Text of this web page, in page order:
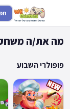
מה את/ה
פופולרי השבוע